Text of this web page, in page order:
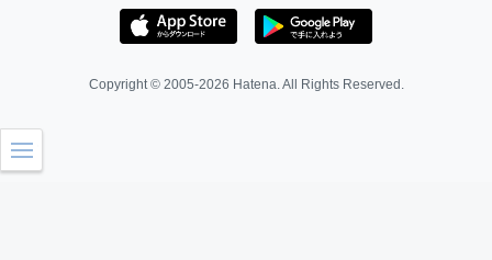
Copyright © 2005-2026 Hatena. All Rights Reserved.